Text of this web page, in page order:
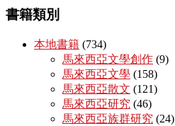
書籍類別
本地書籍 (734)
馬來西亞文學創作 (9)
馬來西亞文學 (158)
馬來西亞散文 (121)
馬來西亞研究 (46)
馬來西亞族群研究 (24)